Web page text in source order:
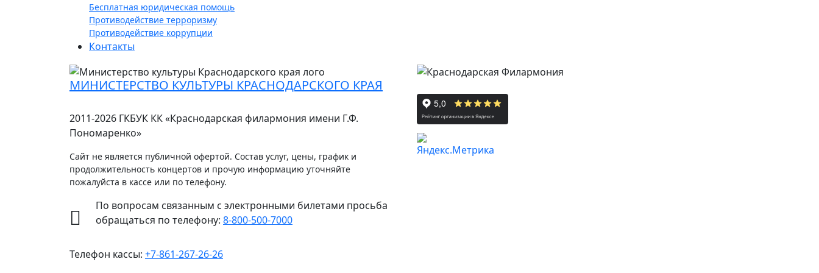
Бесплатная юридическая помощь
Противодействие терроризму
Противодействие коррупции
Контакты
МИНИСТЕРСТВО КУЛЬТУРЫ КРАСНОДАРСКОГО КРАЯ
2011-2026 ГКБУК КК «Краснодарская филармония имени Г.Ф.
Пономаренко»
Сайт не является публичной офертой. Состав услуг, цены, график и
продолжительность концертов и прочую информацию уточняйте
пожалуйста в кассе или по телефону.
По вопросам связанным с электронными билетами просьба
обращаться по телефону: 8-800-500-7000
Телефон кассы: +7-861-267-26-26